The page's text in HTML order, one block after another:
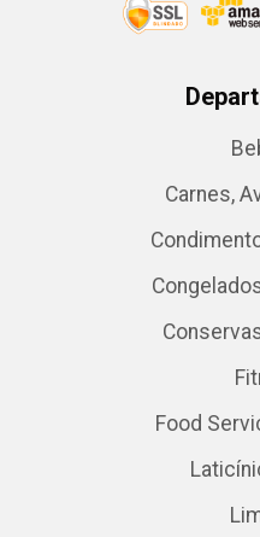
Carnes,
Food